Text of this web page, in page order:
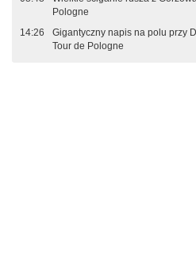
Pologne
14:26
Gigantyczny napis na polu przy
Tour de Pologne